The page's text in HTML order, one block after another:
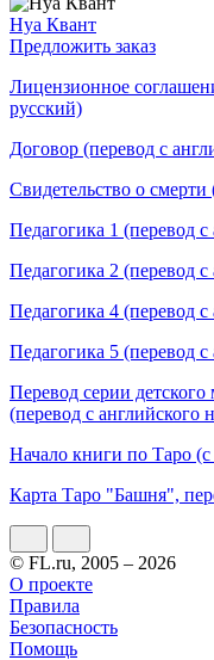
Нуа Квант
Предложить заказ
Лицензионное
русский)
Договор (перевод с
Свидетельство о
Педагогика 1 (перевод
Педагогика 2 (перевод
Педагогика 4 (перевод
Педагогика 5 (перевод
Перевод серии
(перевод с английского
Начало книги по Таро
Карта Таро "Башня",
© FL.ru, 2005 – 2026
О проекте
Правила
Безопасность
Помощь